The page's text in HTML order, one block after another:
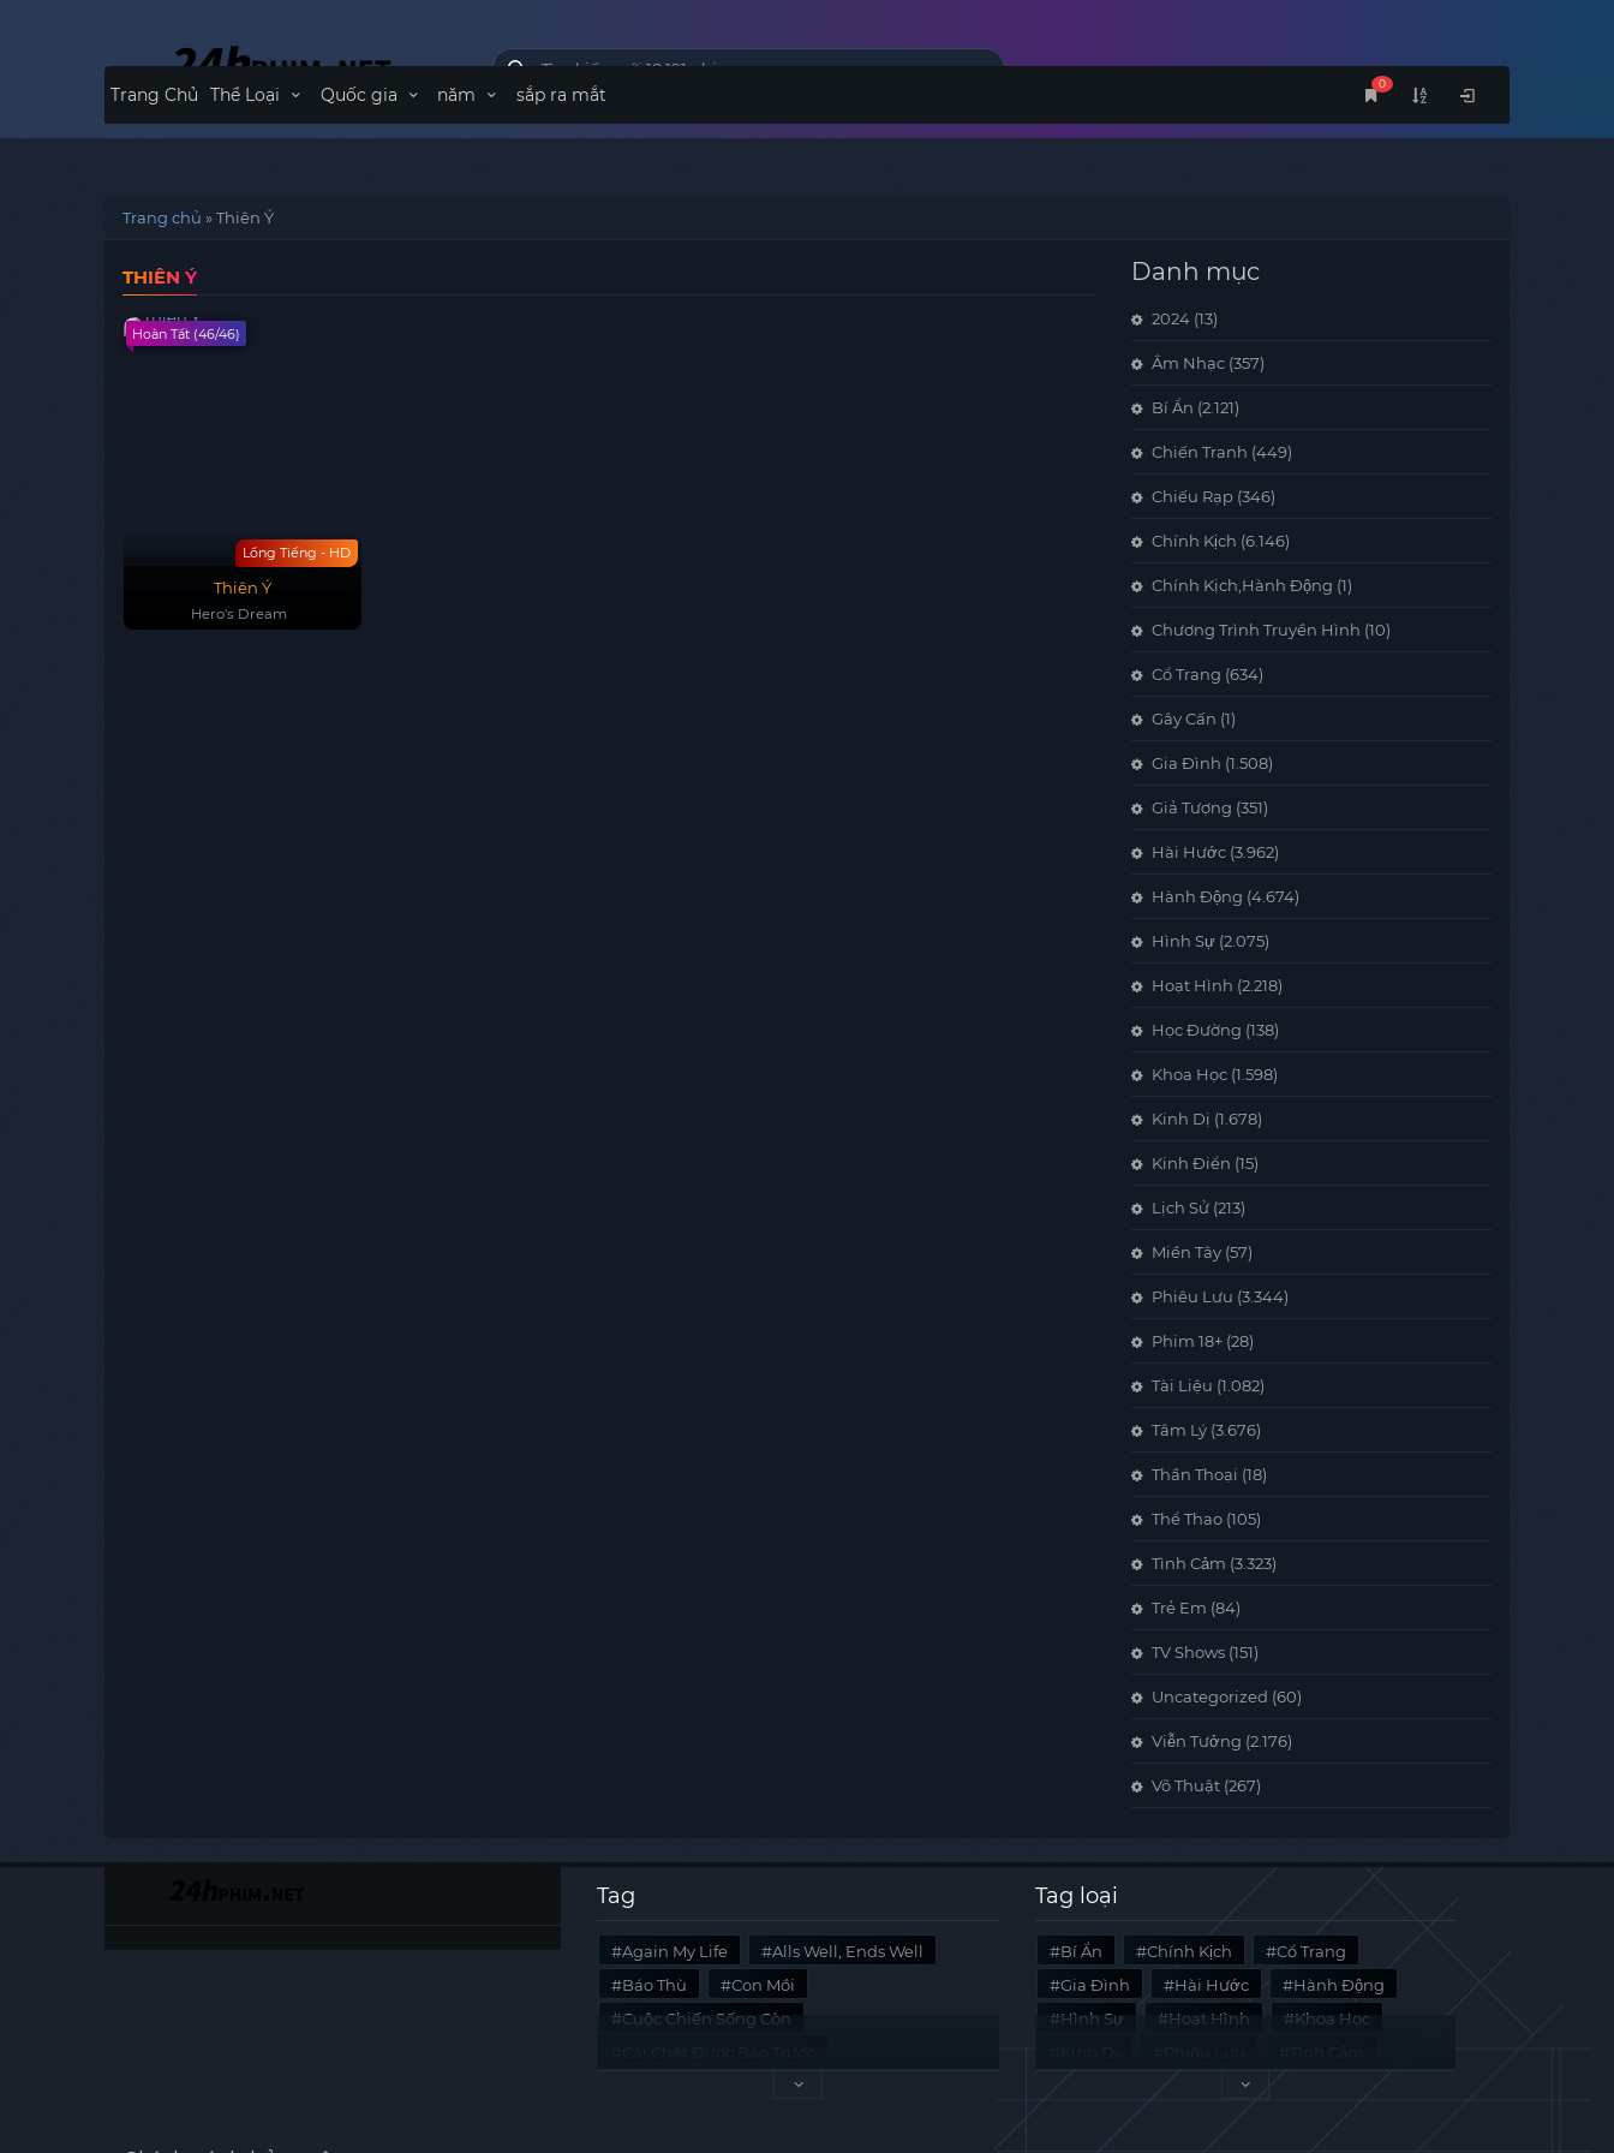
0
Trang Chủ Thể Loại Quốc gia năm sắp ra mắt
Trang chủ »Thiên Ý
THIÊN Ý
Lồng Tiếng - HD
Hoàn Tất (46/46)
Thiên Ý
Hero's Dream
Danh mục
2024 (13)
Âm Nhạc (357)
Bí Ẩn (2.121)
Chiến Tranh (449)
Chiếu Rạp (346)
Chính Kịch (6.146)
Chính Kịch,Hành Động (1)
Chương Trình Truyền Hình (10)
Cổ Trang (634)
Gây Cấn (1)
Gia Đình (1.508)
Giả Tượng (351)
Hài Hước (3.962)
Hành Động (4.674)
Hình Sự (2.075)
Hoạt Hình (2.218)
Học Đường (138)
Khoa Học (1.598)
Kinh Dị (1.678)
Kinh Điển (15)
Lịch Sử (213)
Miền Tây (57)
Phiêu Lưu (3.344)
Phim 18+ (28)
Tài Liệu (1.082)
Tâm Lý (3.676)
Thần Thoại (18)
Thể Thao (105)
Tình Cảm (3.323)
Trẻ Em (84)
TV Shows (151)
Uncategorized (60)
Viễn Tưởng (2.176)
Võ Thuật (267)
Tag
Again My Life
Alls Well, Ends Well
Báo Thù
Con Mồi
Cuộc Chiến Sống Còn
Last Summer
Tag loại
Bí Ẩn Chính Kịch
Cổ Trang
Gia Đình
Hài Hước
Hành Động
Hình Sự
Hoạt Hình
Khoa Học
Tài Liệu
Tâm Lý Viễn Tưởng